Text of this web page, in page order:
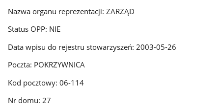
Nazwa organu reprezentacji: ZARZĄD
Status OPP: NIE
Data wpisu do rejestru stowarzyszeń: 2003-05-26
Poczta: POKRZYWNICA
Kod pocztowy: 06-114
Nr domu: 27